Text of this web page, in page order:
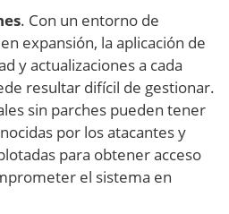
. Con un entorno de
expansión, la aplicación de
y actualizaciones a cada
resultar difícil de gestionar.
sin parches pueden tener
por los atacantes y
para obtener acceso
el sistema en